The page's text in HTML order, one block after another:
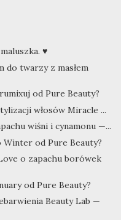
♥
do twarzy z masłem
od Pure Beauty?
włosów Miracle ...
wiśni i cynamonu —...
Winter od Pure Beauty?
o zapachu borówek
od Pure Beauty?
Beauty Lab —